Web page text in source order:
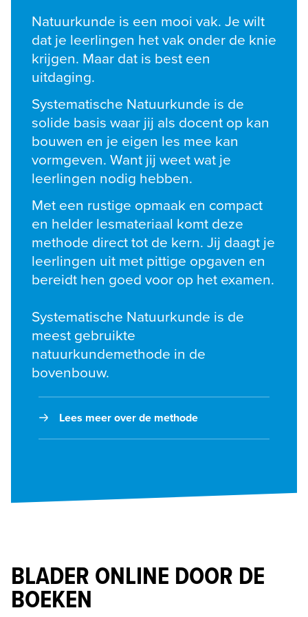
Natuurkunde is een mooi vak. Je wilt
dat je leerlingen het vak onder de knie
krijgen. Maar dat is best een
uitdaging.
Systematische Natuurkunde is de
solide basis waar jij als docent op kan
bouwen en je eigen les mee kan
vormgeven. Want jij weet wat je
leerlingen nodig hebben.
Met een rustige opmaak en compact
en helder lesmateriaal komt deze
methode direct tot de kern. Jij daagt je
leerlingen uit met pittige opgaven en
bereidt hen goed voor op het examen.
Systematische Natuurkunde is de
meest gebruikte
natuurkundemethode in de
bovenbouw.
Lees meer over de methode
BLADER ONLINE DOOR DE
BOEKEN